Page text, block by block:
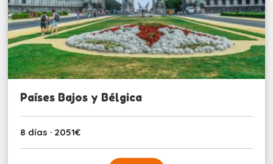
Países Bajos y Bélgica
8 días · 2051€